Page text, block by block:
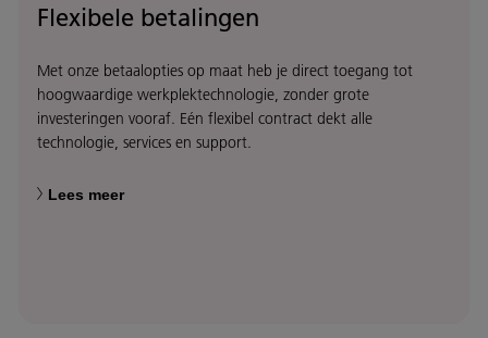
Flexibele betalingen
Met onze betaalopties op maat heb je direct toegang tot
hoogwaardige werkplektechnologie, zonder grote
investeringen vooraf. Eén flexibel contract dekt alle
technologie, services en support.
Lees meer